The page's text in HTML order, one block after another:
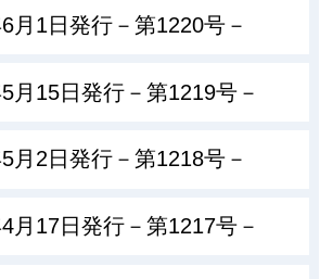
月1日発行－第1220号－
月15日発行－第1219号－
月2日発行－第1218号－
月17日発行－第1217号－